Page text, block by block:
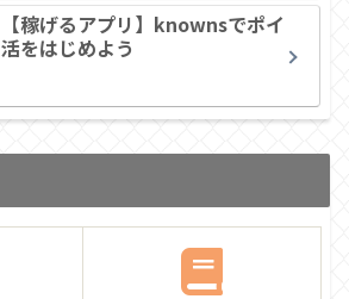
【稼げるアプリ】knownsでポイ
活をはじめよう